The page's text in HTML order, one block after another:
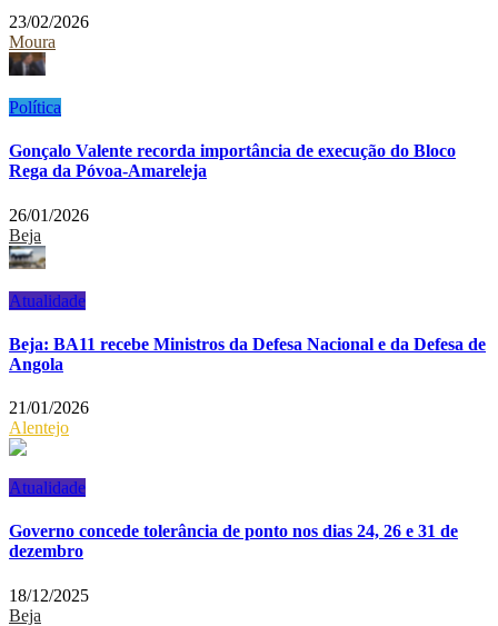
23/02/2026
Moura
Política
Gonçalo Valente recorda importância de execução do Bloco
Rega da Póvoa-Amareleja
26/01/2026
Beja
Atualidade
Beja: BA11 recebe Ministros da Defesa Nacional e da Defesa de
Angola
21/01/2026
Alentejo
Atualidade
Governo concede tolerância de ponto nos dias 24, 26 e 31 de
dezembro
18/12/2025
Beja